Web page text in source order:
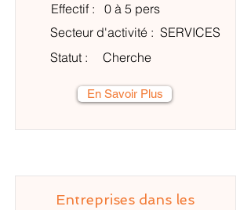
Effectif :
0 à 5 pers
Secteur d'activité : SERVICES
Statut :
Cherche
En Savoir Plus
Entreprises dans les